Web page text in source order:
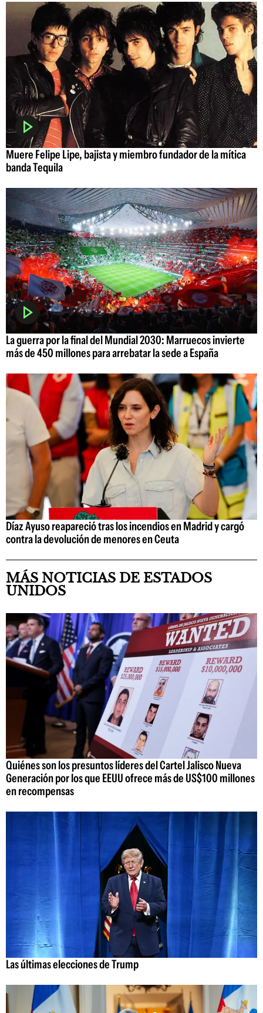
Muere Felipe Lipe, bajista y miembro fundador de la mítica
banda Tequila
La guerra por la final del Mundial 2030: Marruecos invierte
más de 450 millones para arrebatar la sede a España
Díaz Ayuso reapareció tras los incendios en Madrid y cargó
contra la devolución de menores en Ceuta
MÁS NOTICIAS DE ESTADOS
UNIDOS
Quiénes son los presuntos líderes del Cartel Jalisco Nueva
Generación por los que EEUU ofrece más de US$100 millones
en recompensas
Las últimas elecciones de Trump